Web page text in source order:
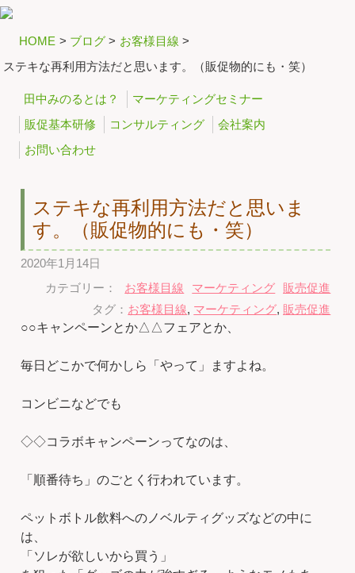
HOME > ブログ > お客様目線 >
ステキな再利用方法だと思います。（販促物的にも・笑）
田中みのるとは？
マーケティングセミナー
販促基本研修
コンサルティング
会社案内
お問い合わせ
ステキな再利用方法だと思いま
す。（販促物的にも・笑）
2020年1月14日
カテゴリー：
お客様目線 マーケティング
販売促進
タグ： お客様目線, マーケティング, 販売促進
○○キャンペーンとか△△フェアとか、
毎日どこかで何かしら「やって」ますよね。
コンビニなどでも
◇◇コラボキャンペーンってなのは、
「順番待ち」のごとく行われています。
ペットボトル飲料へのノベルティグッズなどの中に
は、
「ソレが欲しいから買う」